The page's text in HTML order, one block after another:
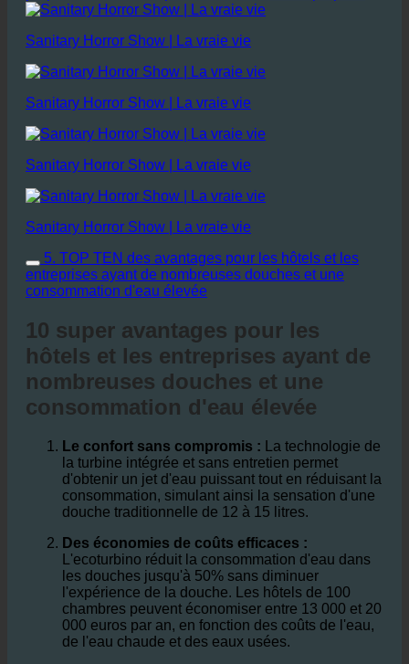
Sanitary Horror Show | La vraie vie
Sanitary Horror Show | La vraie vie
Sanitary Horror Show | La vraie vie
Sanitary Horror Show | La vraie vie
5. TOP TEN des avantages pour les hôtels et les
entreprises ayant de nombreuses douches et une
consommation d'eau élevée
10 super avantages pour les
hôtels et les entreprises ayant de
nombreuses douches et une
consommation d'eau élevée
Le confort sans compromis : La technologie de
la turbine intégrée et sans entretien permet
d'obtenir un jet d'eau puissant tout en réduisant la
consommation, simulant ainsi la sensation d'une
douche traditionnelle de 12 à 15 litres.
Des économies de coûts efficaces :
L'ecoturbino réduit la consommation d'eau dans
les douches jusqu'à 50% sans diminuer
l'expérience de la douche. Les hôtels de 100
chambres peuvent économiser entre 13 000 et 20
000 euros par an, en fonction des coûts de l'eau,
de l'eau chaude et des eaux usées.